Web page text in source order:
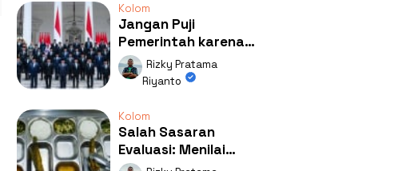
Kolom
Jangan Puji
Pemerintah karena
Kerja: Mengapa
Publik Begitu Mudah
Rizky Pratama
Riyanto
Kolom
Salah Sasaran
Evaluasi: Menilai
Program MBG Lewat